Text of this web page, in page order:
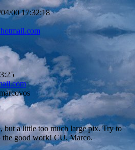
00 17:32:18
but a little too much large pix. Try to
the good work! CU, Marco.